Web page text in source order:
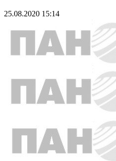
25.08.2020 15:14